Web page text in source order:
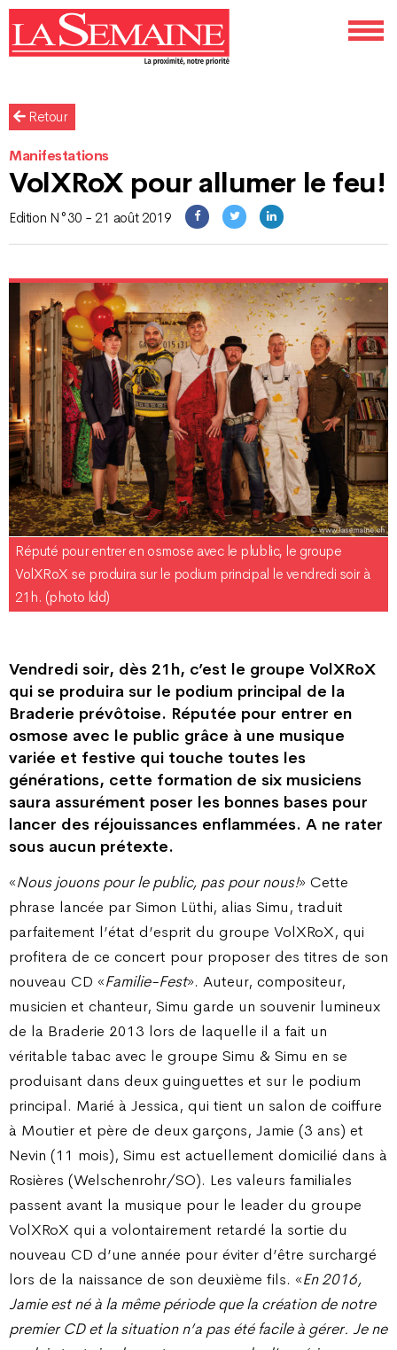
Retour
Manifestations
VolXRoX pour allumer le feu!
Edition N°30 - 21 août 2019
Réputé pour entrer en osmose avec le plublic, le groupe
VolXRoX se produira sur le podium principal le vendredi soir à
21h. (photo ldd)
Vendredi soir, dès 21h, c’est le groupe VolXRoX
qui se produira sur le podium principal de la
Braderie prévôtoise. Réputée pour entrer en
osmose avec le public grâce à une musique
variée et festive qui touche toutes les
générations, cette formation de six musiciens
saura assurément poser les bonnes bases pour
lancer des réjouissances enflammées. A ne rater
sous aucun prétexte.
«Nous jouons pour le public, pas pour nous!» Cette
phrase lancée par Simon Lüthi, alias Simu, traduit
parfaitement l’état d’esprit du groupe VolXRoX, qui
profitera de ce concert pour proposer des titres de son
nouveau CD «Familie-Fest». Auteur, compositeur,
musicien et chanteur, Simu garde un souvenir lumineux
de la Braderie 2013 lors de laquelle il a fait un
véritable tabac avec le groupe Simu & Simu en se
produisant dans deux guinguettes et sur le podium
principal. Marié à Jessica, qui tient un salon de coiffure
à Moutier et père de deux garçons, Jamie (3 ans) et
Nevin (11 mois), Simu est actuellement domicilié dans à
Rosières (Welschenrohr/SO). Les valeurs familiales
passent avant la musique pour le leader du groupe
VolXRoX qui a volontairement retardé la sortie du
nouveau CD d’une année pour éviter d’être surchargé
lors de la naissance de son deuxième fils. «En 2016,
Jamie est né à la même période que la création de notre
premier CD et la situation n’a pas été facile à gérer. Je ne